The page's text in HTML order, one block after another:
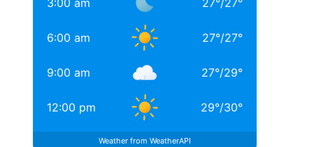
6:00 am 27°/27°
9:00 am 27°/29°
12:00 pm 29°/30°
Weather from WeatherAPI